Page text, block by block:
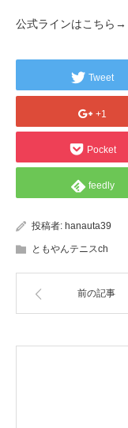
公式ラインはこちら
Tweet
+1
Pocket
feedly
投稿者: hanauta39
ともやんテニスch
前の記事